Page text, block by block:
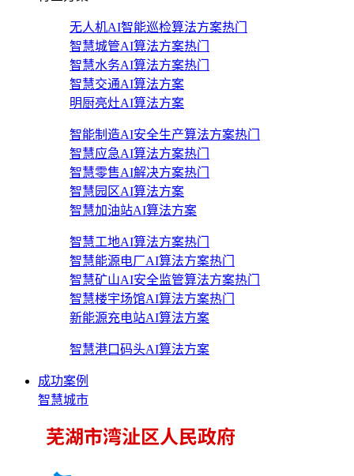
无人机AI智能巡检算法方案热门
智慧城管AI算法方案热门
智慧水务AI算法方案热门
智慧交通AI算法方案
明厨亮灶AI算法方案
智能制造AI安全生产算法方案热门
智慧应急AI算法方案热门
智慧零售AI解决方案热门
智慧园区AI算法方案
智慧加油站AI算法方案
智慧工地AI算法方案热门
智慧能源电厂AI算法方案热门
智慧矿山AI安全监管算法方案热门
智慧楼宇场馆AI算法方案热门
新能源充电站AI算法方案
智慧港口码头AI算法方案
成功案例
智慧城市